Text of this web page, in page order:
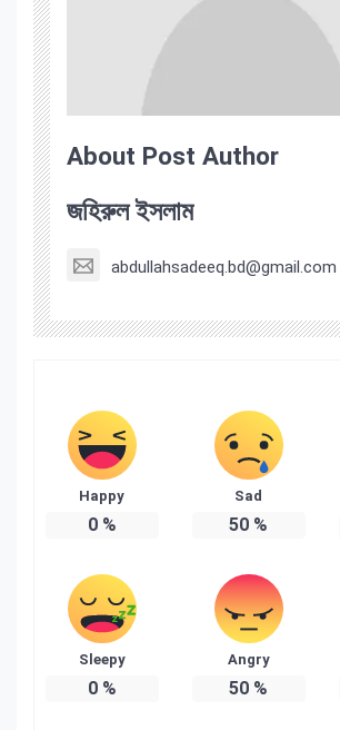
About Post Author
জহিরুল ইসলাম
abdullahsadeeq.bd@gmail.com
Happy
0%
Sad
50 %
Sleepy
0%
Angry
50 %